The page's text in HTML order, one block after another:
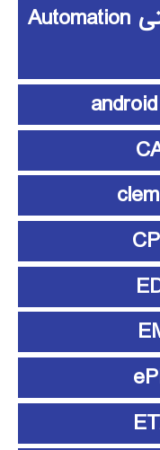
آموزش اتوماسیون صنعتی Automation